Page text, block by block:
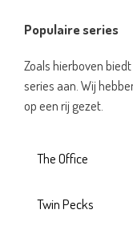
Populaire series
Zoals hierboven
series aan. Wij
op een rij gezet.
The Office
Twin Pecks